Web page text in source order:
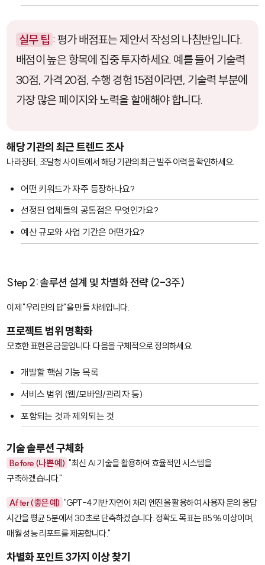
실무 팁 : 평가 배점표는 제안서 작성의 나침반입니다.
배점이 높은 항목에 집중 투자하세요. 예를 들어 기술력
30점, 가격 20점, 수행 경험 15점이라면, 기술력 부분에
가장 많은 페이지와 노력을 할애해야 합니다.
해당 기관의 최근 트렌드 조사
나라장터, 조달청 사이트에서 해당 기관의 최근 발주 이력을 확인하세요.
어떤 키워드가 자주 등장하나요?
선정된 업체들의 공통점은 무엇인가요?
예산 규모와 사업 기간은 어떤가요?
Step 2: 솔루션 설계 및 차별화 전략 (2-3주)
이제 "우리만의 답"을 만들 차례입니다.
프로젝트 범위 명확화
모호한 표현은 금물입니다. 다음을 구체적으로 정의하세요.
개발할 핵심 기능 목록
서비스 범위 (웹/모바일/관리자 등)
포함되는 것과 제외되는 것
기술 솔루션 구체화
Before (나쁜 예) "최신 AI 기술을 활용하여 효율적인 시스템을
구축하겠습니다."
After (좋은 예) "GPT-4 기반 자연어 처리 엔진을 활용하여 사용자 문의 응답
시간을 평균 5분에서 30초로 단축하겠습니다. 정확도 목표는 85% 이상이며,
매월 성능 리포트를 제공합니다."
차별화 포인트 3가지 이상 찾기